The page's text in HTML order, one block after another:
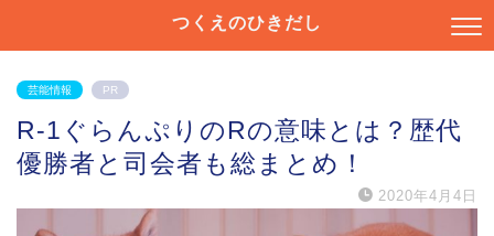
つくえのひきだし
芸能情報 PR
R-1ぐらんぷりのRの意味とは？歴代
優勝者と司会者も総まとめ！
2020年4月4日